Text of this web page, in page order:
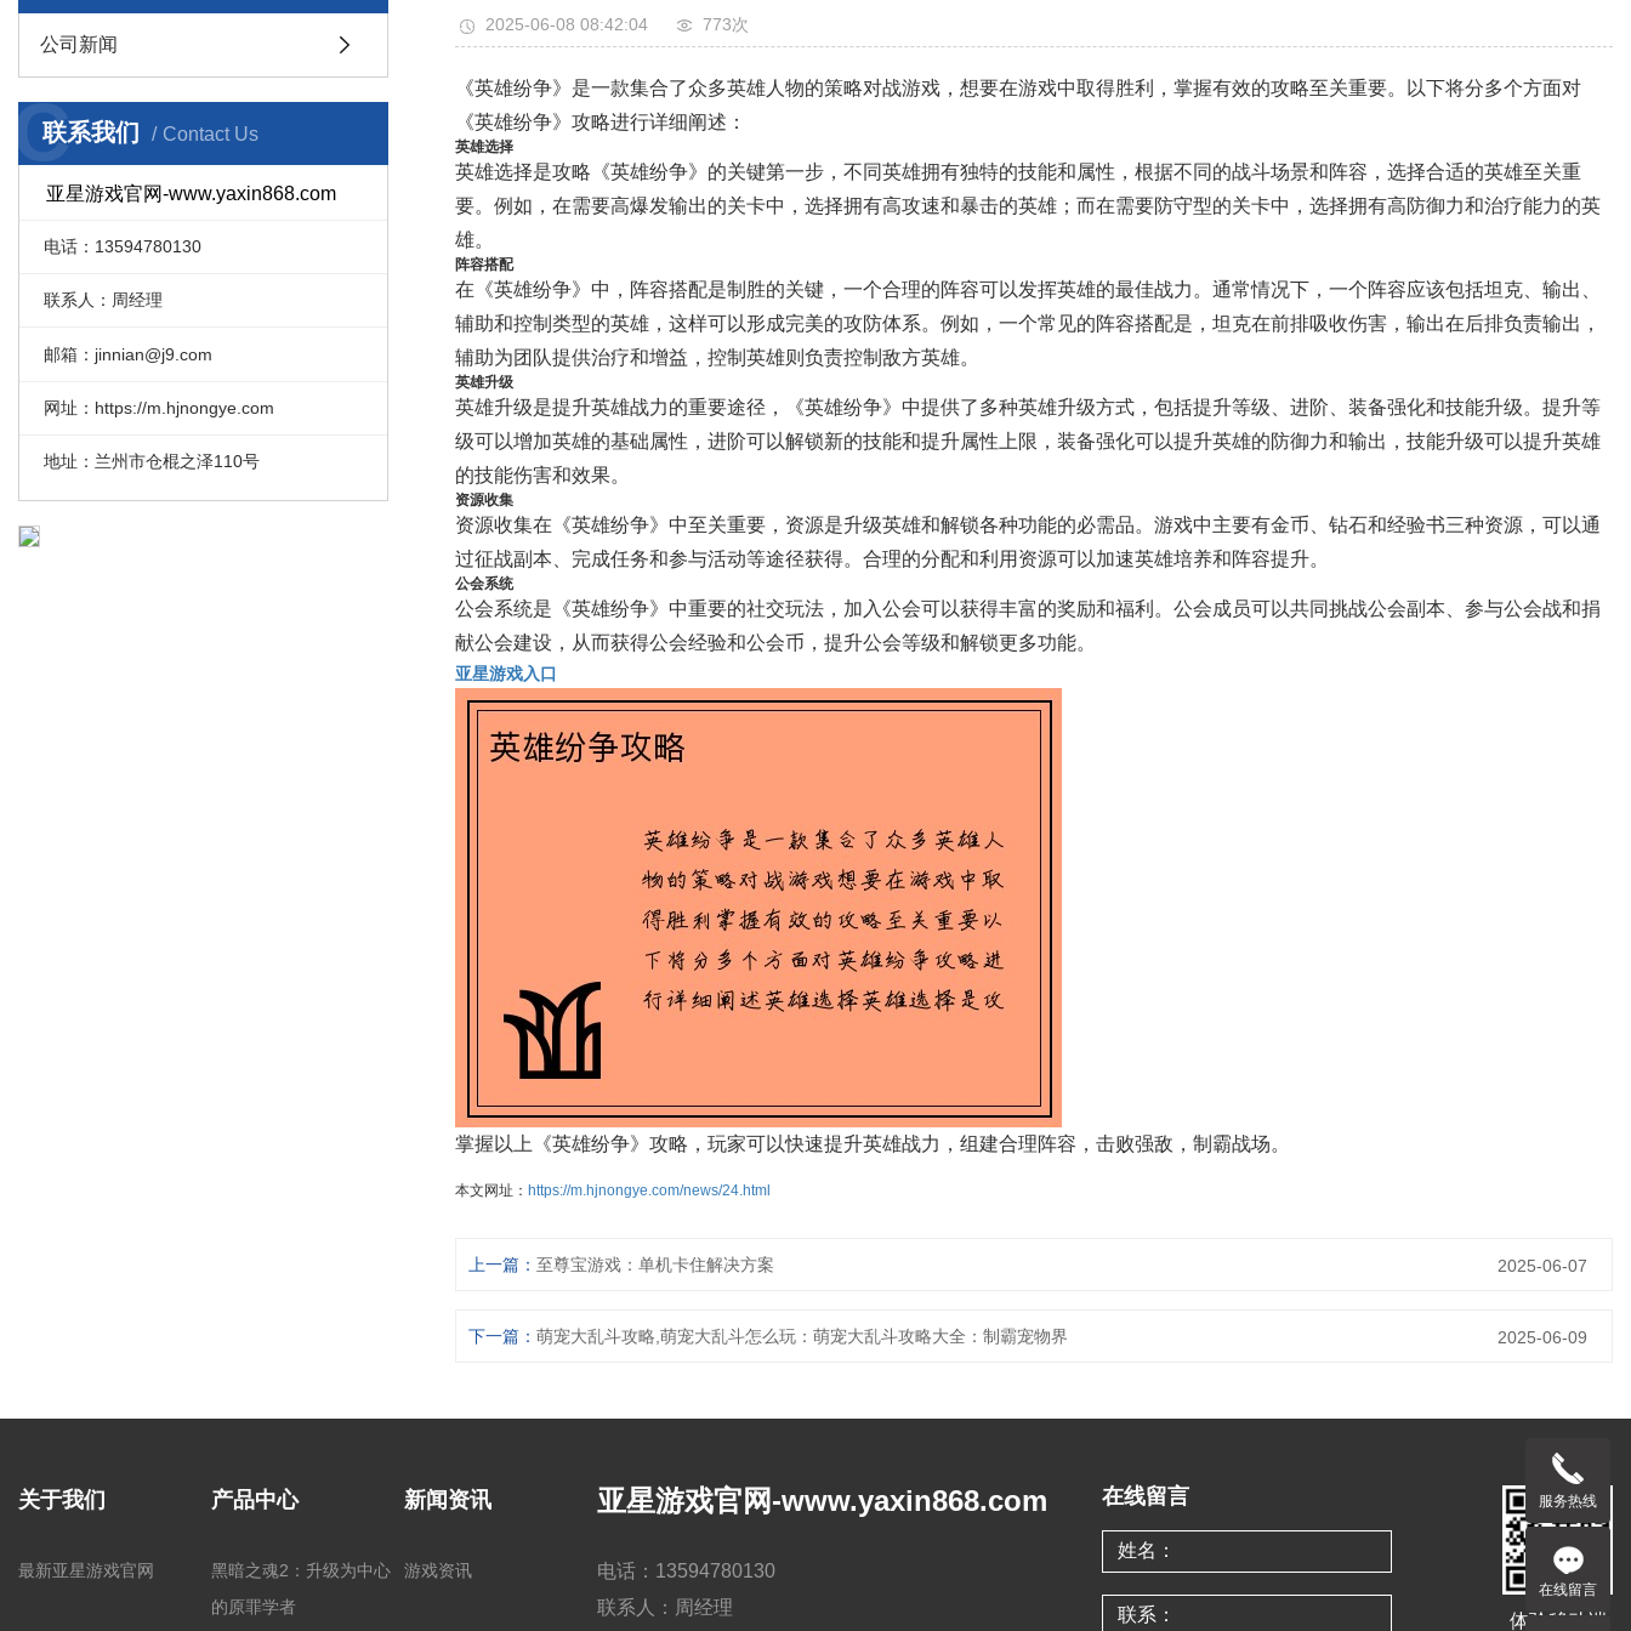
公司新闻
联系我们 Contact Us
C
亚星游戏官网-www.yaxin868.com
电话：13594780130
联系人：周经理
邮箱：jinnian@j9.com
网址：https://m.hjnongye.com
地址：兰州市仓棍之泽110号
2025-06-08 08:42:04 773次
《英雄纷争》是一款集合了众多英雄人物的策略对战游戏，想要在游戏中取得胜利，掌握有效的攻略至关重要。以下将分多个方面对
《英雄纷争》攻略进行详细阐述：
英雄选择
英雄选择是攻略《英雄纷争》的关键第一步，不同英雄拥有独特的技能和属性，根据不同的战斗场景和阵容，选择合适的英雄至关重
要。例如，在需要高爆发输出的关卡中，选择拥有高攻速和暴击的英雄；而在需要防守型的关卡中，选择拥有高防御力和治疗能力的英
雄。
阵容搭配
在《英雄纷争》中，阵容搭配是制胜的关键，一个合理的阵容可以发挥英雄的最佳战力。通常情况下，一个阵容应该包括坦克、输出、
辅助和控制类型的英雄，这样可以形成完美的攻防体系。例如，一个常见的阵容搭配是，坦克在前排吸收伤害，输出在后排负责输出，
辅助为团队提供治疗和增益，控制英雄则负责控制敌方英雄。
英雄升级
英雄升级是提升英雄战力的重要途径，《英雄纷争》中提供了多种英雄升级方式，包括提升等级、进阶、装备强化和技能升级。提升等
级可以增加英雄的基础属性，进阶可以解锁新的技能和提升属性上限，装备强化可以提升英雄的防御力和输出，技能升级可以提升英雄
的技能伤害和效果。
资源收集
资源收集在《英雄纷争》中至关重要，资源是升级英雄和解锁各种功能的必需品。游戏中主要有金币、钻石和经验书三种资源，可以通
过征战副本、完成任务和参与活动等途径获得。合理的分配和利用资源可以加速英雄培养和阵容提升。
公会系统
公会系统是《英雄纷争》中重要的社交玩法，加入公会可以获得丰富的奖励和福利。公会成员可以共同挑战公会副本、参与公会战和捐
献公会建设，从而获得公会经验和公会币，提升公会等级和解锁更多功能。
亚星游戏入口
掌握以上《英雄纷争》攻略，玩家可以快速提升英雄战力，组建合理阵容，击败强敌，制霸战场。
本文网址： https://m.hjnongye.com/news/24.html
上一篇： 至尊宝游戏：单机卡住解决方案 2025-06-07
下一篇： 萌宠大乱斗攻略,萌宠大乱斗怎么玩：萌宠大乱斗攻略大全：制霸宠物界 2025-06-09
关于我们
最新亚星游戏官网
产品中心
黑暗之魂2：升级为中心
的原罪学者
新闻资讯
游戏资讯
亚星游戏官网-www.yaxin868.com
电话：13594780130
联系人：周经理
在线留言
体验移动端
服务热线
在线留言